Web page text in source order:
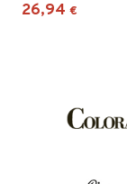
26,94 €